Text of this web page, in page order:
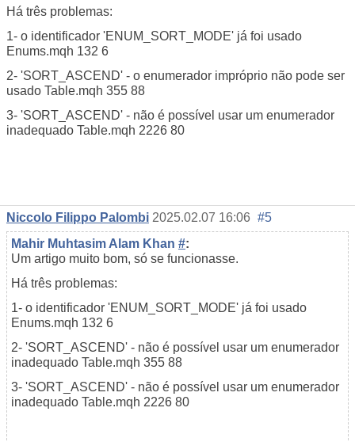
Há três problemas:
1- o identificador 'ENUM_SORT_MODE' já foi usado
Enums.mqh 132 6
2- 'SORT_ASCEND' - o enumerador impróprio não pode ser
usado Table.mqh 355 88
3- 'SORT_ASCEND' - não é possível usar um enumerador
inadequado Table.mqh 2226 80
Niccolo Filippo Palombi 2025.02.07 16:06 #5
Mahir Muhtasim Alam Khan #:
Um artigo muito bom, só se funcionasse.
Há três problemas:
1- o identificador 'ENUM_SORT_MODE' já foi usado
Enums.mqh 132 6
2- 'SORT_ASCEND' - não é possível usar um enumerador
inadequado Table.mqh 355 88
3- 'SORT_ASCEND' - não é possível usar um enumerador
inadequado Table.mqh 2226 80